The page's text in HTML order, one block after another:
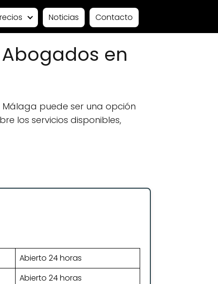
Noticias Contacto
en
puede ser una opción
los servicios disponibles,
Abierto 24 horas
Abierto 24 horas